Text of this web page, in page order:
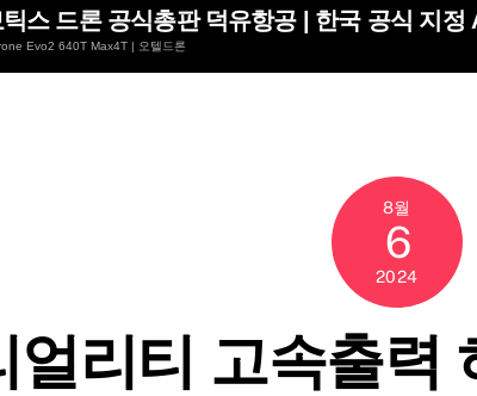
스 드론 공식총판 덕유항공 | 한국 공식 지정
Evo2 640T Max4T | 오텔드론
8월
6
2024
얼리티 고속출력